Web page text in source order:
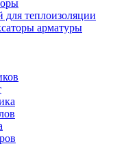
теплоизоляции
арматуры